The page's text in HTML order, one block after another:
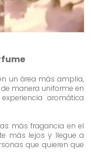
un área más amplia,
manera uniforme en
aromática
más fragancia en el
más lejos y llegue a
que quieren que